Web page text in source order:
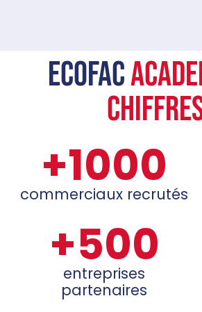
ECOFAC
+1000
commerciaux recrutés
+500
entreprises
partenaires